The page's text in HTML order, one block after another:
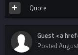
Quote
Guest <a
Posted